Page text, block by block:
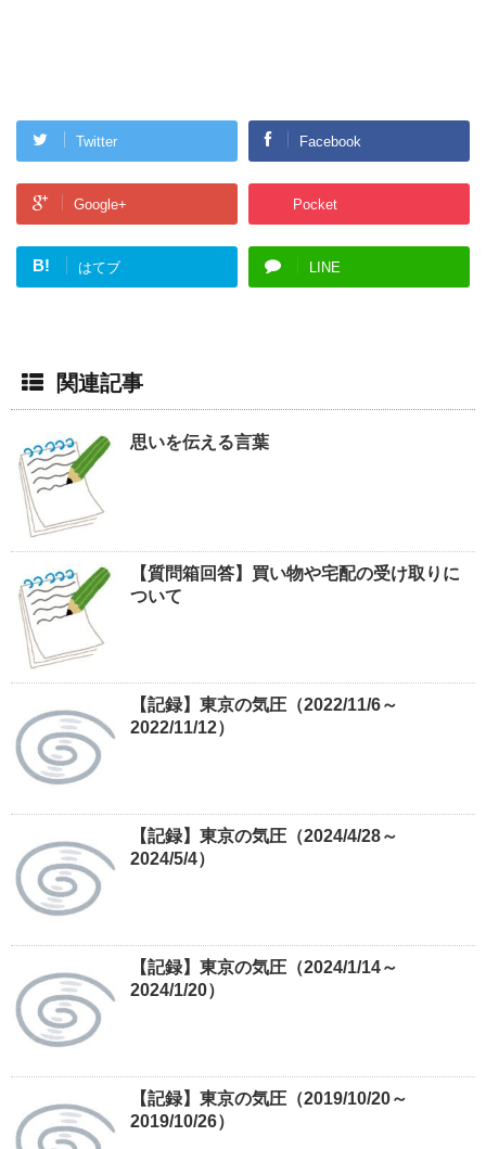
Twitter Facebook
Google+ Pocket
B! はてブ LINE
関連記事
思いを伝える言葉
【質問箱回答】買い物や宅配の受け取りに
ついて
【記録】東京の気圧（2022/11/6～
2022/11/12）
【記録】東京の気圧（2024/4/28～
2024/5/4）
【記録】東京の気圧（2024/1/14～
2024/1/20）
【記録】東京の気圧（2019/10/20～
2019/10/26）